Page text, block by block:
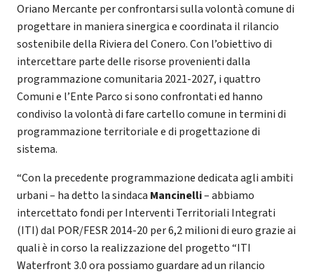
Oriano Mercante per confrontarsi sulla volontà comune di
progettare in maniera sinergica e coordinata il rilancio
sostenibile della Riviera del Conero. Con l’obiettivo di
intercettare parte delle risorse provenienti dalla
programmazione comunitaria 2021-2027, i quattro
Comuni e l’Ente Parco si sono confrontati ed hanno
condiviso la volontà di fare cartello comune in termini di
programmazione territoriale e di progettazione di
sistema.
“Con la precedente programmazione dedicata agli ambiti
urbani – ha detto la sindaca Mancinelli– abbiamo
intercettato fondi per Interventi Territoriali Integrati
(ITI) dal POR/FESR 2014-20 per 6,2 milioni di euro grazie ai
quali è in corso la realizzazione del progetto “ITI
Waterfront 3.0 ora possiamo guardare ad un rilancio